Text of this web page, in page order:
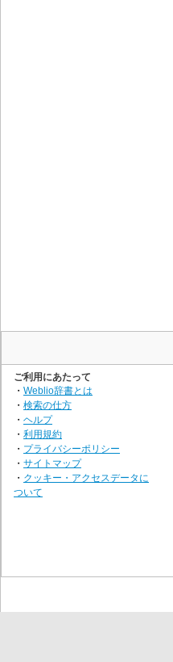
ご利用にあたって
・ Weblio辞書とは
・ 検索の仕方
・ ヘルプ
・ 利用規約
・ プライバシーポリシー
・ サイトマップ
・ クッキー・アクセスデータに
ついて